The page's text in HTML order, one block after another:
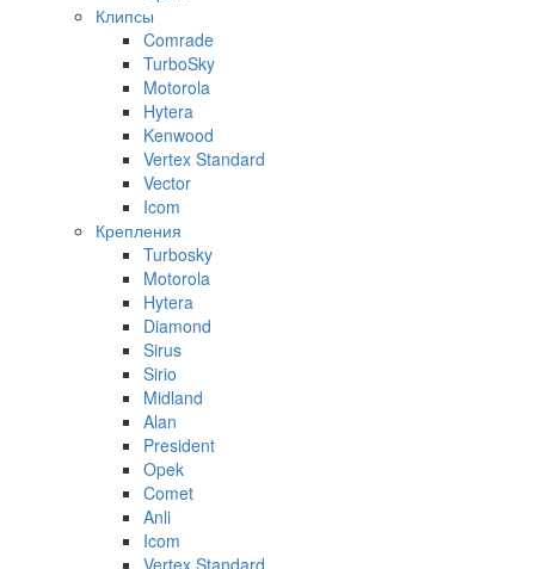
Клипсы
Comrade
TurboSky
Motorola
Hytera
Kenwood
Vertex Standard
Vector
Icom
Крепления
Turbosky
Motorola
Hytera
Diamond
Sirus
Sirio
Midland
Alan
President
Opek
Comet
Anli
Icom
Vertex Standard